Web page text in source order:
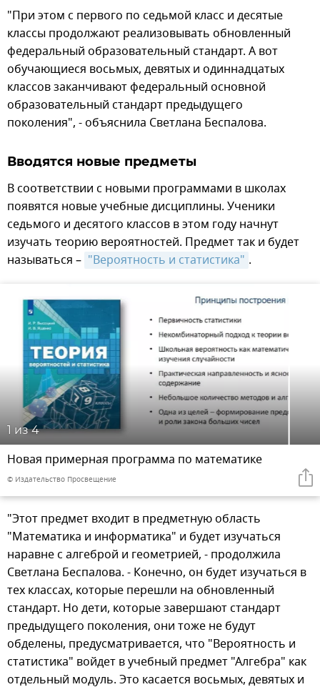
"При этом с первого по седьмой класс и десятые
классы продолжают реализовывать обновленный
федеральный образовательный стандарт. А вот
обучающиеся восьмых, девятых и одиннадцатых
классов заканчивают федеральный основной
образовательный стандарт предыдущего
поколения", - объяснила Светлана Беспалова.
Вводятся новые предметы
В соответствии с новыми программами в школах
появятся новые учебные дисциплины. Ученики
седьмого и десятого классов в этом году начнут
изучать теорию вероятностей. Предмет так и будет
называться – "Вероятность и статистика" .
1 из 4
Новая примерная программа по математике
© Издательство Просвещение
"Этот предмет входит в предметную область
"Математика и информатика" и будет изучаться
наравне с алгеброй и геометрией, - продолжила
Светлана Беспалова. - Конечно, он будет изучаться в
тех классах, которые перешли на обновленный
стандарт. Но дети, которые завершают стандарт
предыдущего поколения, они тоже не будут
обделены, предусматривается, что "Вероятность и
статистика" войдет в учебный предмет "Алгебра" как
отдельный модуль. Это касается восьмых, девятых и